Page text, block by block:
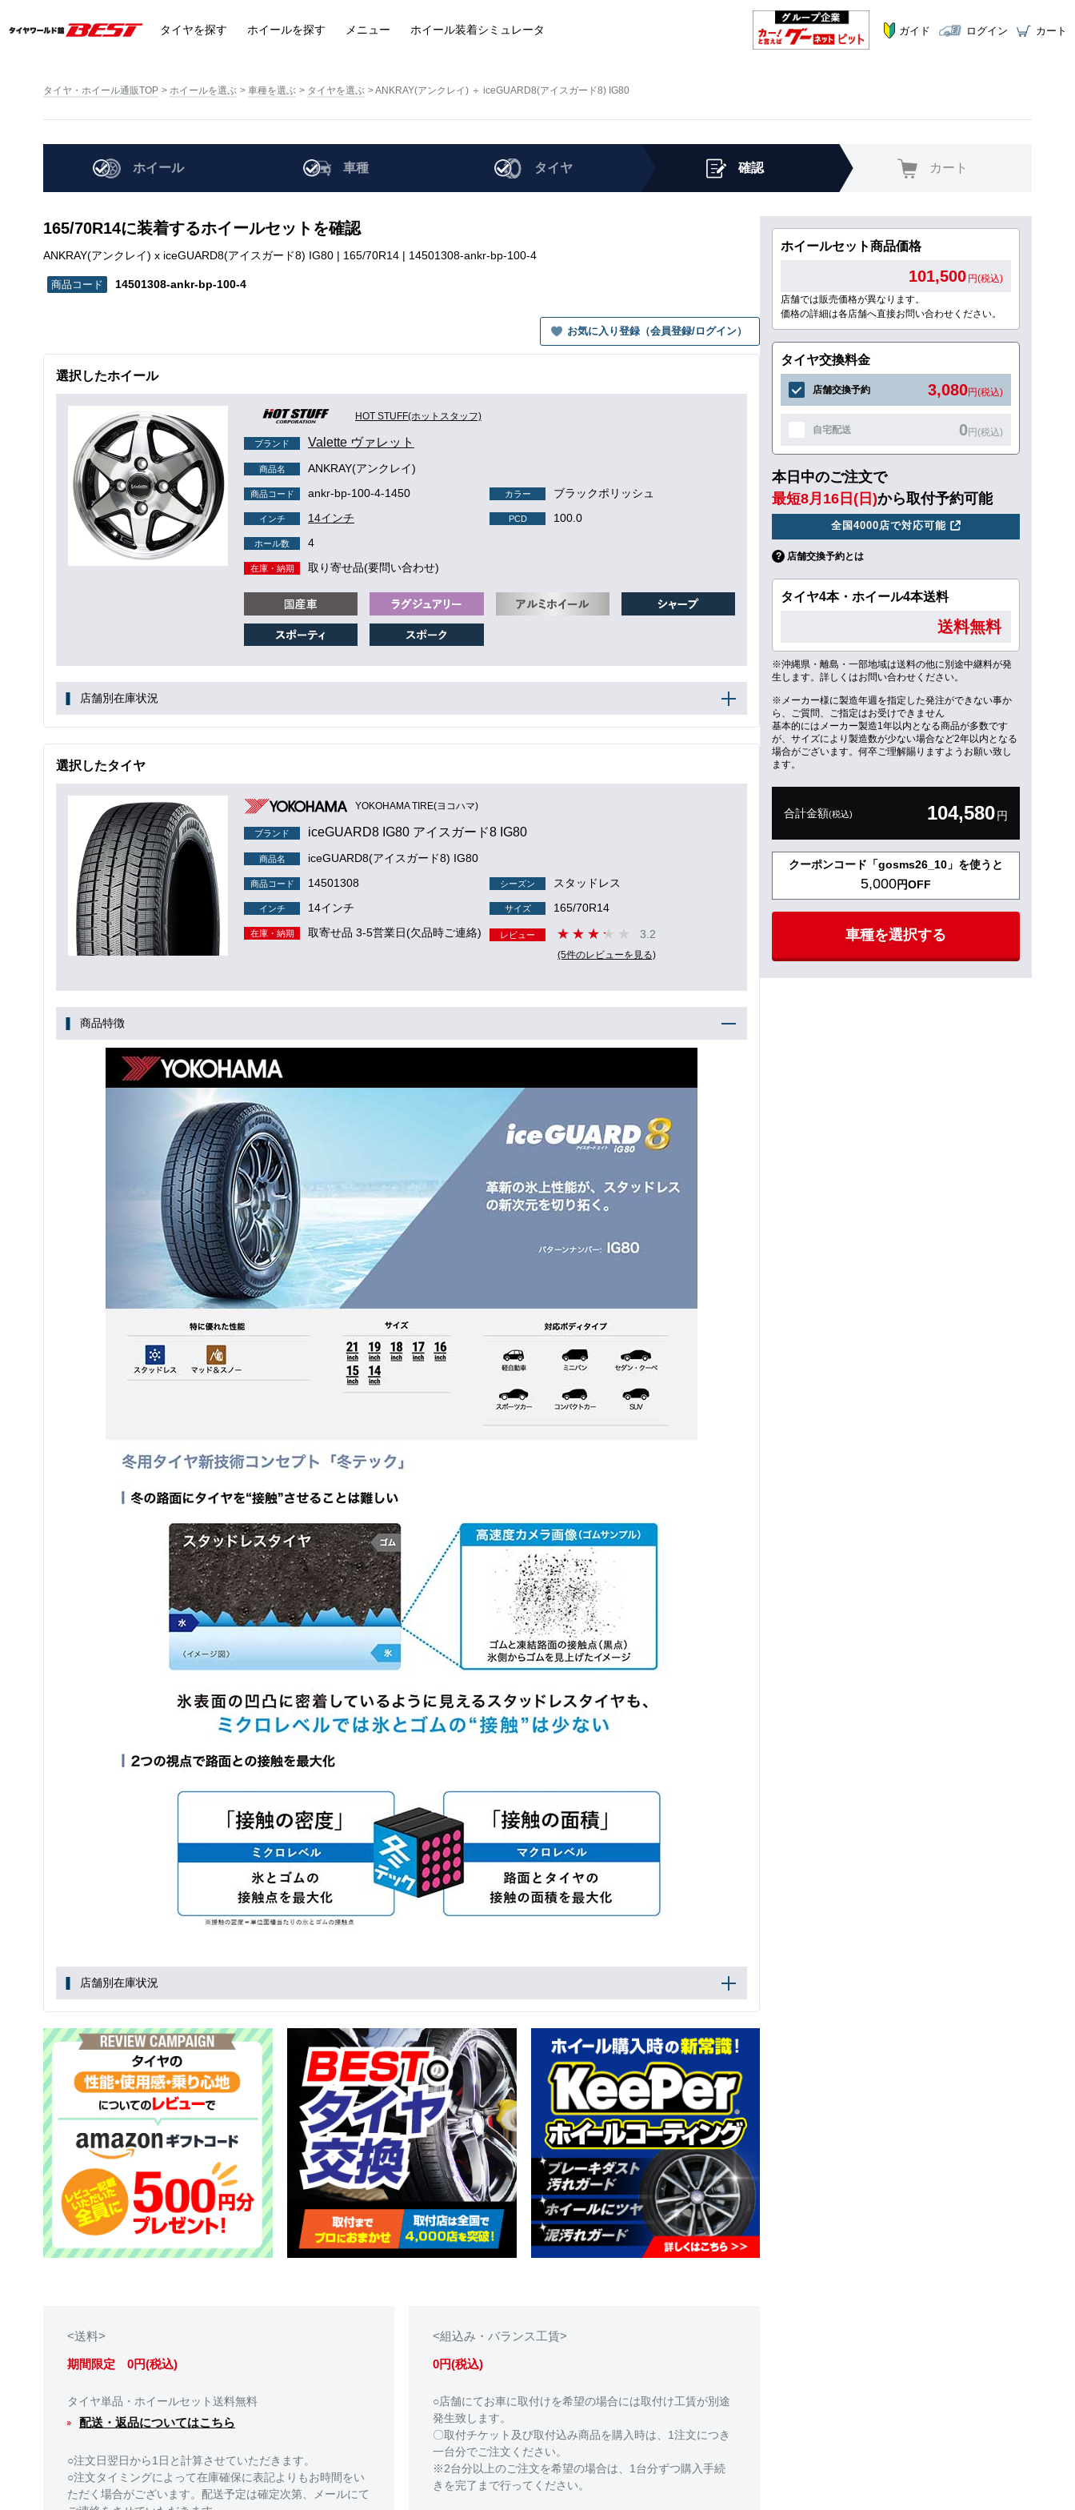
タイヤを探す ホイールを探す メニュー ホイール装着シミュレータ ガイド ログイン カート
タイヤ・ホイール通販TOP ホイールを選ぶ 車種を選ぶ タイヤを選ぶ ANKRAY(アンクレイ) ＋ iceGUARD8(アイスガード8) IG80
ホイール 車種 タイヤ 確認 カート
165/70R14に装着するホイールセットを確認
ANKRAY(アンクレイ) x iceGUARD8(アイスガード8) IG80 | 165/70R14 | 14501308-ankr-bp-100-4
14501308-ankr-bp-100-4
お気に入り登録（会員登録/ログイン）
選択したホイール
HOT STUFF(ホットスタッフ)
ブランド Valette ヴァレット
商品名 ANKRAY(アンクレイ)
商品コード ankr-bp-100-4-1450 カラー ブラックポリッシュ
インチ 14インチ PCD 100.0
ホール数 4
在庫・納期 取り寄せ品(要問い合わせ)
店舗別在庫状況
選択したタイヤ
YOKOHAMA TIRE(ヨコハマ)
ブランド iceGUARD8 IG80 アイスガード8 IG80
商品名 iceGUARD8(アイスガード8) IG80
商品コード 14501308 シーズン スタッドレス
インチ 14インチ サイズ 165/70R14
在庫・納期 取寄せ品 3-5営業日(欠品時ご連絡) レビュー 3.2
(5件のレビューを見る)
商品特徴
店舗別在庫状況
<送料>
期間限定 0円(税込)
タイヤ単品・ホイールセット送料無料
配送・返品についてはこちら
○注文日翌日から1日と計算させていただきます。
○注文タイミングによって在庫確保に表記よりもお時間をい
ただく場合がございます。配送予定は確定次第、メールにて
<組込み・バランス工賃>
0円(税込)
○店舗にてお車に取付けを希望の場合には取付け工賃が別途
発生致します。
〇取付チケット及び取付込み商品を購入時は、1注文につき
一台分でご注文ください。
※2台分以上のご注文を希望の場合は、1台分ずつ購入手続
きを完了まで行ってください。
ホイールセット商品価格
101,500 円(税込)
店舗では販売価格が異なります。
価格の詳細は各店舗へ直接お問い合わせください。
タイヤ交換料金
店舗交換予約 3,080円(税込)
自宅配送 0円(税込)
本日中のご注文で
最短8月16日(日)から取付予約可能
全国4000店で対応可能
店舗交換予約とは
タイヤ4本・ホイール4本送料
送料無料
※沖縄県・離島・一部地域は送料の他に別途中継料が発
生します。詳しくはお問い合わせください。
※メーカー様に製造年週を指定した発注ができない事か
ら、ご質問、ご指定はお受けできません
基本的にはメーカー製造1年以内となる商品が多数です
が、サイズにより製造数が少ない場合など2年以内となる
場合がございます。何卒ご理解賜りますようお願い致し
ます。
合計金額(税込) 104,580円
クーポンコード「gosms26_10」を使うと
5,000円OFF
車種を選択する